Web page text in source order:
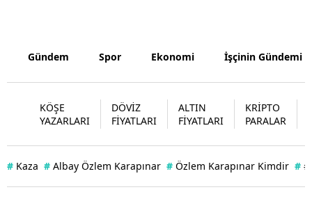
Gündem Spor Ekonomi İşçinin Gündemi
KÖŞE
YAZARLARI
DÖVİZ
FİYATLARI
ALTIN
FİYATLARI
KRİPTO
PARALAR
# Kaza # Albay Özlem Karapınar # Özlem Karapınar Kimdir #